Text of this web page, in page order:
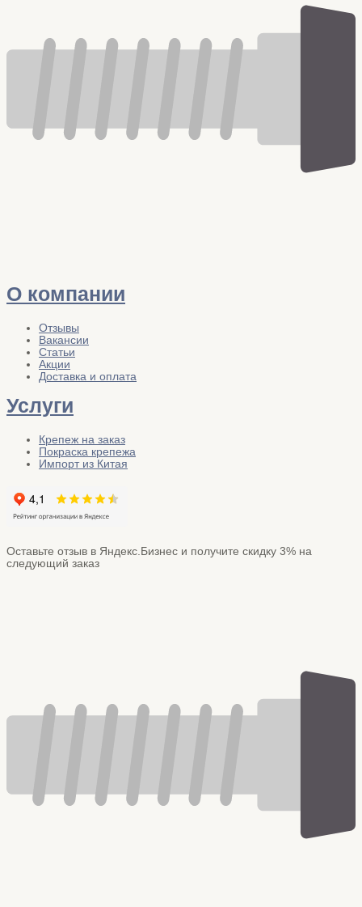
О компании
Отзывы
Вакансии
Статьи
Акции
Доставка и оплата
Услуги
Крепеж на заказ
Покраска крепежа
Импорт из Китая
Оставьте отзыв в Яндекс.Бизнес и получите скидку 3% на
следующий заказ